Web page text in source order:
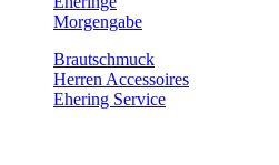
Morgengabe
Brautschmuck
Herren Accessoires
Ehering Service